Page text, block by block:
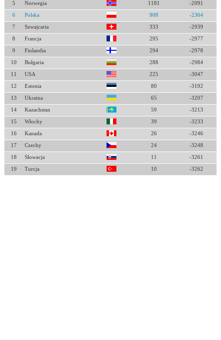
5 Norwegia 1181 -2091
6 Polska 908 -2364
7 Szwajcaria 333 -2939
8 Francja 295 -2977
9 Finlandia 294 -2978
10 Bułgaria 288 -2984
11 USA 225 -3047
12 Estonia 80 -3192
13 Ukraina 65 -3207
14 Kazachstan 59 -3213
15 Włochy 39 -3233
16 Kanada 26 -3246
17 Czechy 24 -3248
18 Słowacja 11 -3261
19 Turcja 10 -3262